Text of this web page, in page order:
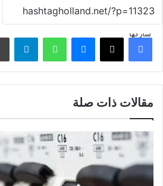
شاركهافيسبوك ‫X ماسنجر واتساب
مقالات ذات صلة